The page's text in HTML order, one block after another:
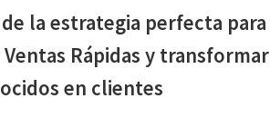
la estrategia perfecta para
Rápidas y transformar
en clientes